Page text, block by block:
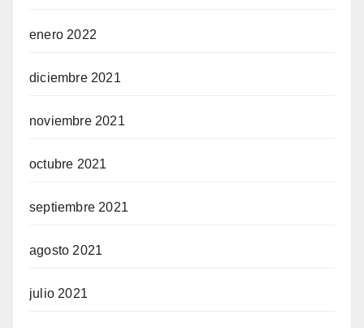
enero 2022
diciembre 2021
noviembre 2021
octubre 2021
septiembre 2021
agosto 2021
julio 2021